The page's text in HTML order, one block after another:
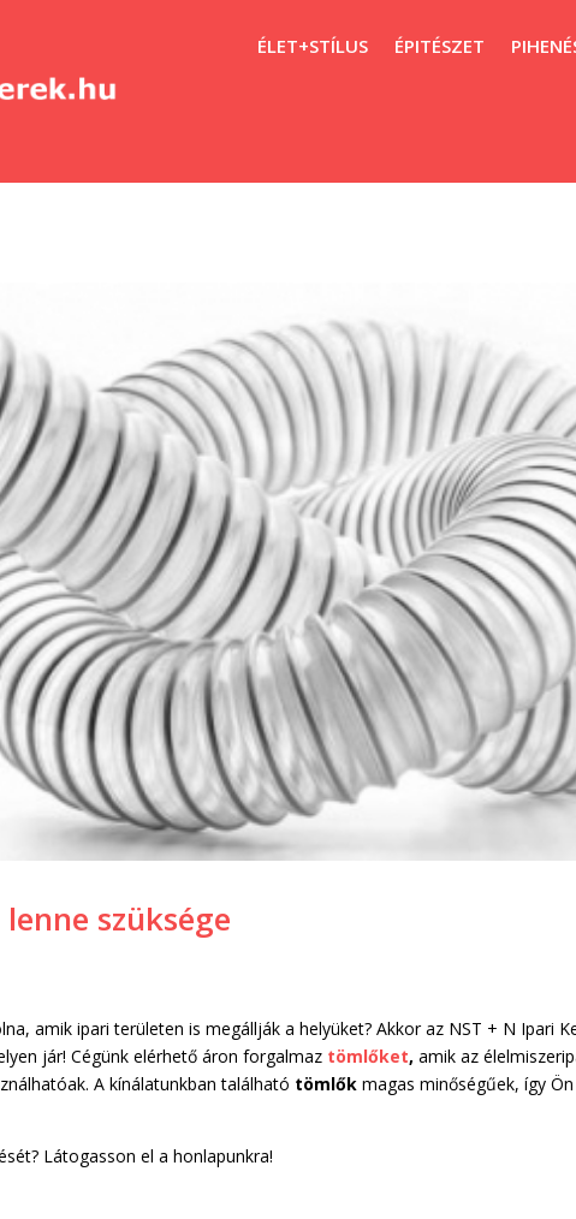
ÉLET+STÍLUS ÉPITÉSZET
szüksége
amik ipari területen is megállják a helyüket? Akkor az NST + N Ipari
jár! Cégünk elérhető áron forgalmaz tömlőket, amik az
A kínálatunkban található tömlők magas minőségűek, így
Látogasson el a honlapunkra!